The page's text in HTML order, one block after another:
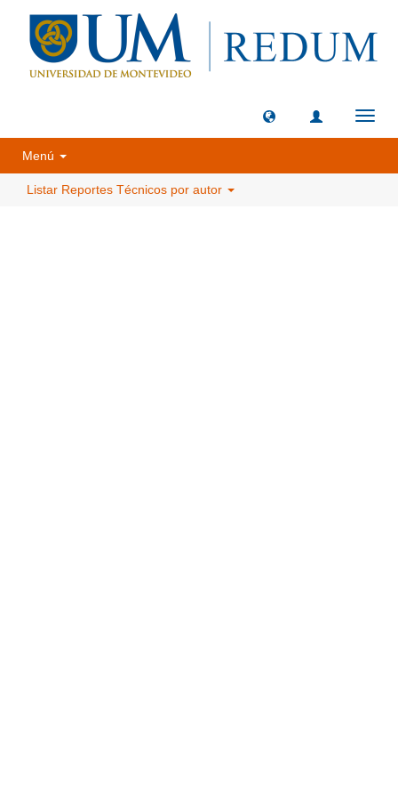
Menú
Listar Reportes Técnicos por autor